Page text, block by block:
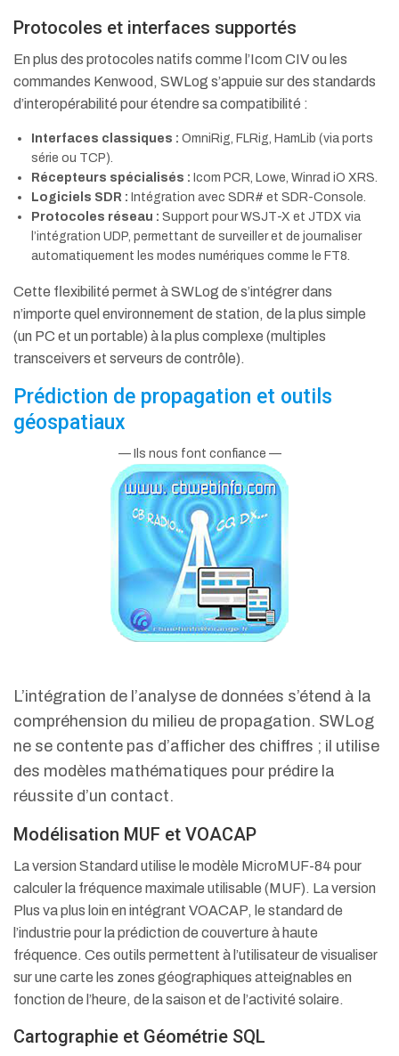
Protocoles et interfaces supportés
En plus des protocoles natifs comme l’Icom CIV ou les
commandes Kenwood, SWLog s’appuie sur des standards
d’interopérabilité pour étendre sa compatibilité :
Interfaces classiques : OmniRig, FLRig, HamLib (via ports
série ou TCP).
Récepteurs spécialisés : Icom PCR, Lowe, Winrad iO XRS.
Logiciels SDR : Intégration avec SDR# et SDR-Console.
Protocoles réseau : Support pour WSJT-X et JTDX via
l’intégration UDP, permettant de surveiller et de journaliser
automatiquement les modes numériques comme le FT8.
Cette flexibilité permet à SWLog de s’intégrer dans
n’importe quel environnement de station, de la plus simple
(un PC et un portable) à la plus complexe (multiples
transceivers et serveurs de contrôle).
Prédiction de propagation et outils
géospatiaux
— Ils nous font confiance —
L’intégration de l’analyse de données s’étend à la
compréhension du milieu de propagation. SWLog
ne se contente pas d’afficher des chiffres ; il utilise
des modèles mathématiques pour prédire la
réussite d’un contact.
Modélisation MUF et VOACAP
La version Standard utilise le modèle MicroMUF-84 pour
calculer la fréquence maximale utilisable (MUF). La version
Plus va plus loin en intégrant VOACAP, le standard de
l’industrie pour la prédiction de couverture à haute
fréquence. Ces outils permettent à l’utilisateur de visualiser
sur une carte les zones géographiques atteignables en
fonction de l’heure, de la saison et de l’activité solaire.
Cartographie et Géométrie SQL